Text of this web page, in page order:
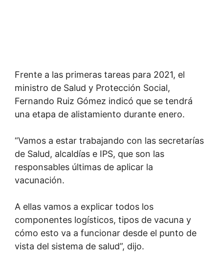
Frente a las primeras tareas para 2021, el
ministro de Salud y Protección Social,
Fernando Ruiz Gómez indicó que se tendrá
una etapa de alistamiento durante enero.
“Vamos a estar trabajando con las secretarías
de Salud, alcaldías e IPS, que son las
responsables últimas de aplicar la
vacunación.
A ellas vamos a explicar todos los
componentes logísticos, tipos de vacuna y
cómo esto va a funcionar desde el punto de
vista del sistema de salud”, dijo.